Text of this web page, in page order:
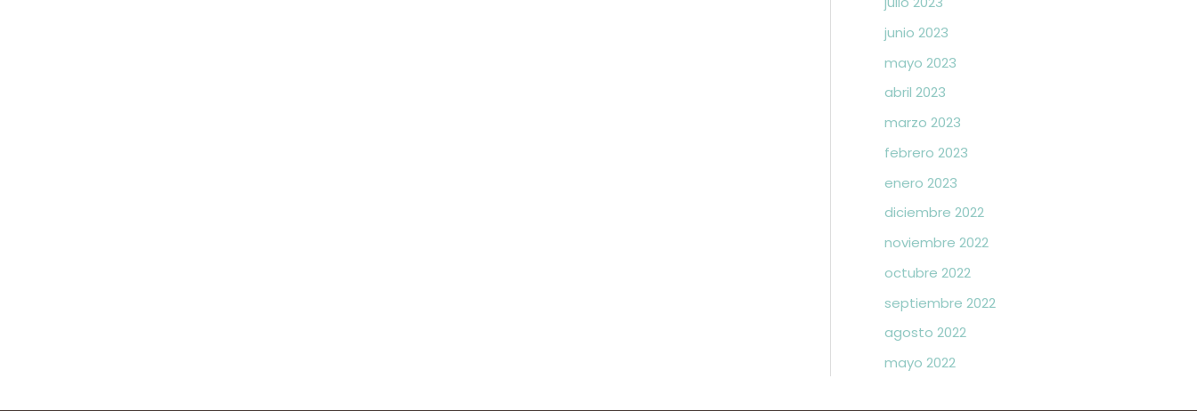
junio 2023
mayo 2023
abril 2023
marzo 2023
febrero 2023
enero 2023
diciembre 2022
noviembre 2022
octubre 2022
septiembre 2022
agosto 2022
mayo 2022